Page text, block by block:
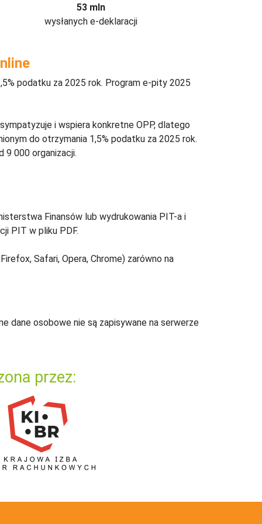
53 mln
wysłanych e-deklaracji
podatku za 2025 rok. Program e-pity 2025
i wspiera konkretne OPP, dlatego
do otrzymania 1,5% podatku za 2025 rok.
9 000 organizacji.
Finansów lub wydrukowania PIT-a i
PIT w pliku PDF.
Safari, Opera, Chrome) zarówno na
dane osobowe nie są zapisywane na serwerze
przez: